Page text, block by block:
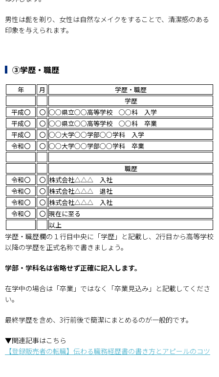
男性は髭を剃り、女性は自然なメイクをすることで、清潔感のある
印象を与えられます。
③学歴・職歴
年 月
学歴・職歴
学歴
平成〇
〇 ○○県立○○高等学校 ○○科 入学
平成〇
〇 ○○県立○○高等学校 ○○科 卒業
平成〇
〇 ○○大学○○学部○○学科 入学
令和〇
〇 ○○大学○○学部○○学科 卒業
職歴
令和〇
〇 株式会社△△△ 入社
令和〇
〇 株式会社△△△ 退社
令和〇
〇 株式会社△△△ 入社
令和〇
〇 現在に至る
以上
学歴・職歴欄の１行目中央に「学歴」と記載し、2行目から高等学校
以降の学歴を正式名称で書きましょう。
学部・学科名は省略せず正確に記入します。
在学中の場合は「卒業」ではなく「卒業見込み」と記載してくださ
い。
最終学歴を含め、3行前後で簡潔にまとめるのが一般的です。
▼関連記事はこちら
【登録販売者の転職】伝わる職務経歴書の書き方とアピールのコツ